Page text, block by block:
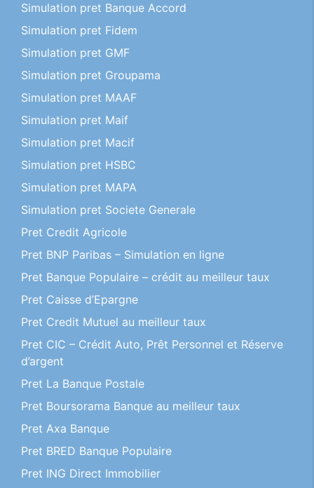
Simulation pret Banque Accord
Simulation pret Fidem
Simulation pret GMF
Simulation pret Groupama
Simulation pret MAAF
Simulation pret Maif
Simulation pret Macif
Simulation pret HSBC
Simulation pret MAPA
Simulation pret Societe Generale
Pret Credit Agricole
Pret BNP Paribas – Simulation en ligne
Pret Banque Populaire – crédit au meilleur taux
Pret Caisse d’Epargne
Pret Credit Mutuel au meilleur taux
Pret CIC – Crédit Auto, Prêt Personnel et Réserve
d’argent
Pret La Banque Postale
Pret Boursorama Banque au meilleur taux
Pret Axa Banque
Pret BRED Banque Populaire
Pret ING Direct Immobilier